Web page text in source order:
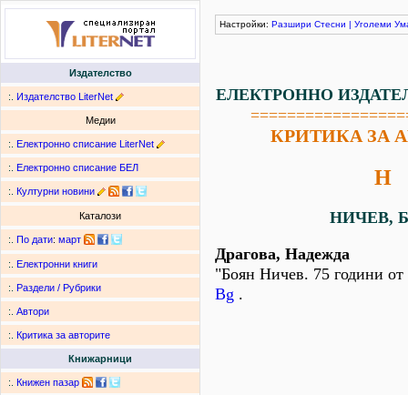
Издателство
:. Издателство LiterNet
Медии
:. Електронно списание LiterNet
:. Електронно списание БЕЛ
:. Културни новини
Каталози
:. По дати: март
:. Електронни книги
:. Раздели / Рубрики
:. Автори
:. Критика за авторите
Книжарници
:. Книжен пазар
Настройки: Разшири Стесни | Уголеми
ЕЛЕКТРОННО
КРИТИКА ЗА
Н
НИЧЕВ,
Драгова, Надежда
"Боян Ничев. 75 години
Bg .